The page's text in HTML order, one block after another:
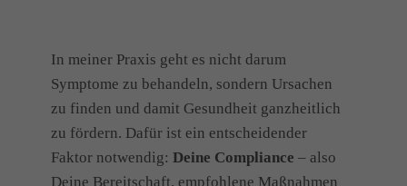
In meiner Praxis geht es nicht darum
Symptome zu behandeln, sondern Ursachen
zu finden und damit Gesundheit ganzheitlich
zu fördern. Dafür ist ein entscheidender
Faktor notwendig: Deine Compliance – also
Deine Bereitschaft, empfohlene Maßnahmen